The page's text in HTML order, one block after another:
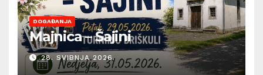
DOGAĐANJA
Majnica – Šajini
28. SVIBNJA 2026.